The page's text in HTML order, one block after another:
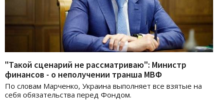
"Такой сценарий не рассматриваю": Министр
финансов - о неполучении транша МВФ
По словам Марченко, Украина выполняет все взятые на
себя обязательства перед Фондом.